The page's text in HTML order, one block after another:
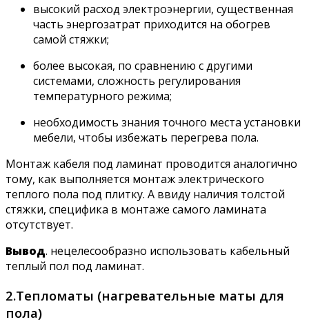
высокий расход электроэнергии, существенная
часть энергозатрат приходится на обогрев
самой стяжки;
более высокая, по сравнению с другими
системами, сложность регулирования
температурного режима;
необходимость знания точного места установки
мебели, чтобы избежать перегрева пола.
Монтаж кабеля под ламинат проводится аналогично
тому, как выполняется монтаж электрического
теплого пола под плитку. А ввиду наличия толстой
стяжки, специфика в монтаже самого ламината
отсутствует.
Вывод. нецелесообразно использовать кабельный
теплый пол под ламинат.
2.Тепломаты (нагревательные маты для
пола)